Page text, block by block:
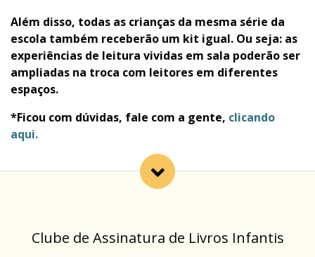
Além disso, todas as crianças da mesma série da
escola também receberão um kit igual. Ou seja: as
experiências de leitura vividas em sala poderão ser
ampliadas na troca com leitores em diferentes
espaços.
*Ficou com dúvidas, fale com a gente, clicando
aqui.
Clube de Assinatura de Livros Infantis